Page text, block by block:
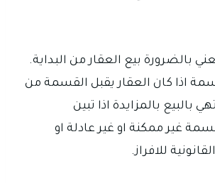
بالضرورة بيع العقار من البداية.
اذا كان العقار يقبل القسمة من
بالبيع بالمزايدة اذا تبين
غير ممكنة او غير عادلة او
للافراز.